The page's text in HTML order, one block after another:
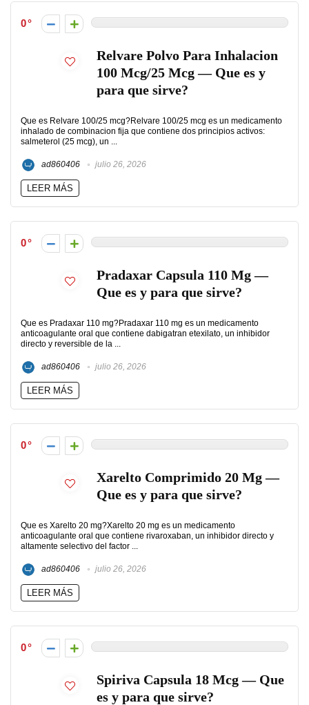
0
Relvare Polvo Para Inhalacion
100 Mcg/25 Mcg — Que es y
para que sirve?
Que es Relvare 100/25 mcg?Relvare 100/25 mcg es un medicamento
inhalado de combinacion fija que contiene dos principios activos:
salmeterol (25 mcg), un ...
ad860406 julio 26, 2026
LEER MÁS
0
Pradaxar Capsula 110 Mg —
Que es y para que sirve?
Que es Pradaxar 110 mg?Pradaxar 110 mg es un medicamento
anticoagulante oral que contiene dabigatran etexilato, un inhibidor
directo y reversible de la ...
ad860406 julio 26, 2026
LEER MÁS
0
Xarelto Comprimido 20 Mg —
Que es y para que sirve?
Que es Xarelto 20 mg?Xarelto 20 mg es un medicamento
anticoagulante oral que contiene rivaroxaban, un inhibidor directo y
altamente selectivo del factor ...
ad860406 julio 26, 2026
LEER MÁS
0
Spiriva Capsula 18 Mcg — Que
es y para que sirve?